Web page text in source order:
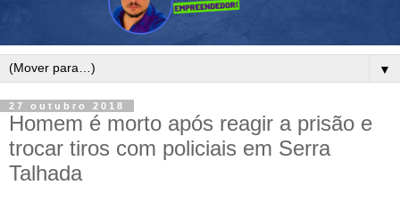
▼
27 outubro 2018
Homem é morto após reagir a prisão e
trocar tiros com policiais em Serra
Talhada